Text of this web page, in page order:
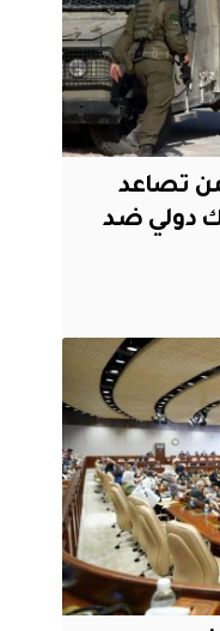
من تصاعد
دولي ضد